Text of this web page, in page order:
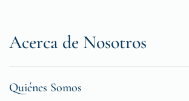
Acerca de Nosotros
Quiénes Somos